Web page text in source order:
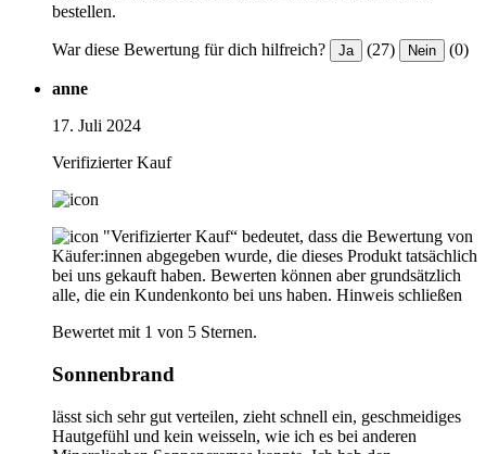
bestellen.
War diese Bewertung für dich hilfreich? Ja (27) Nein (0)
anne
17. Juli 2024
Verifizierter Kauf
"Verifizierter Kauf“ bedeutet, dass die Bewertung von
Käufer:innen abgegeben wurde, die dieses Produkt tatsächlich
bei uns gekauft haben. Bewerten können aber grundsätzlich
alle, die ein Kundenkonto bei uns haben. Hinweis schließen
Bewertet mit 1 von 5 Sternen.
Sonnenbrand
lässt sich sehr gut verteilen, zieht schnell ein, geschmeidiges
Hautgefühl und kein weisseln, wie ich es bei anderen